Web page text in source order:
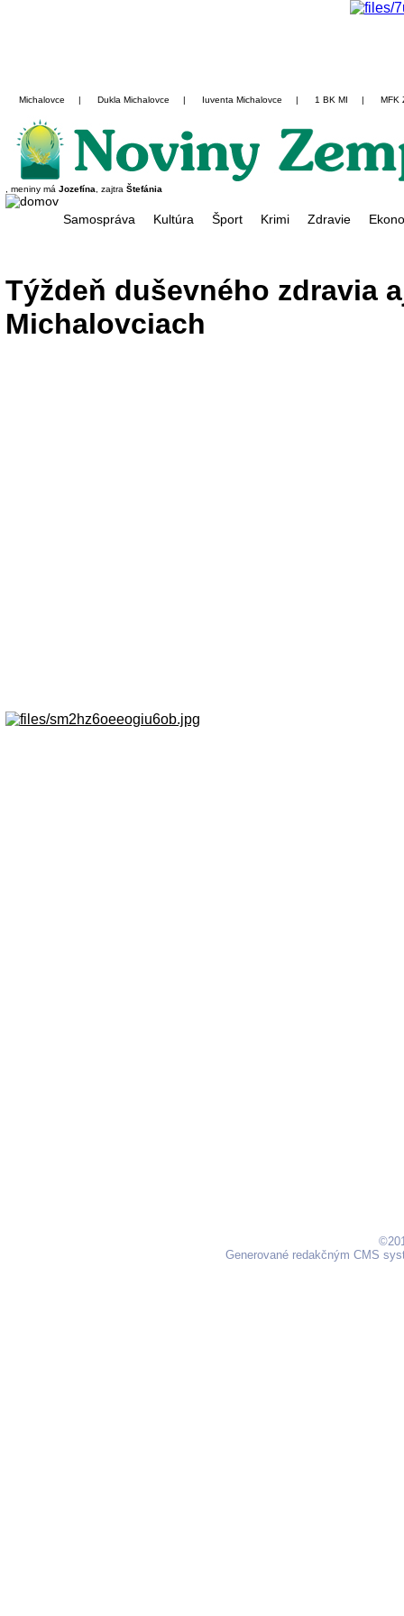
Michalovce | Dukla Michalovce | Iuventa Michalovce | 1 BK MI | MFK
, meniny má Jozefína , zajtra Štefánia
Samospráva Kultúra Šport Krimi Zdravie
Týždeň duševného zdravia
Michalovciach
Generované redakčným CMS